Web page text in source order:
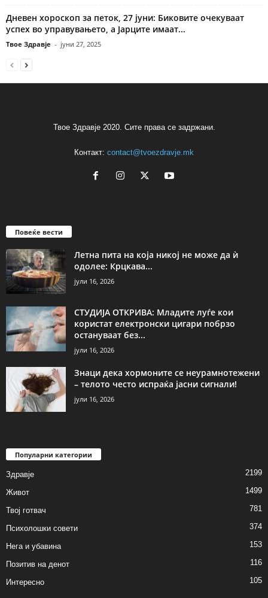
Дневен хороскоп за петок, 27 јуни: Биковите очекуваат
успех во управувањето, а Јарците имаат...
Твое Здравје - јуни 27, 2025
Твое Здравје 2020. Сите права се задржани.
Контакт: contact@tvoezdravje.mk
Повеќе вести
Летна пита на која никој не може да ѝ
одолее: Крцкава...
јули 16, 2026
СТУДИЈА ОТКРИВА: Младите луѓе кои
користат електронски цигари побрзо
остануваат без...
јули 16, 2026
Знаци дека хормоните се неурамнотежени
– телото често испраќа јасни сигнали!
јули 16, 2026
Популарни категории
Здравје 2199
Живот 1499
Твој готвач 781
Психолошки совети 374
Нега и убавина 153
Позитив на денот 116
Интересно 105